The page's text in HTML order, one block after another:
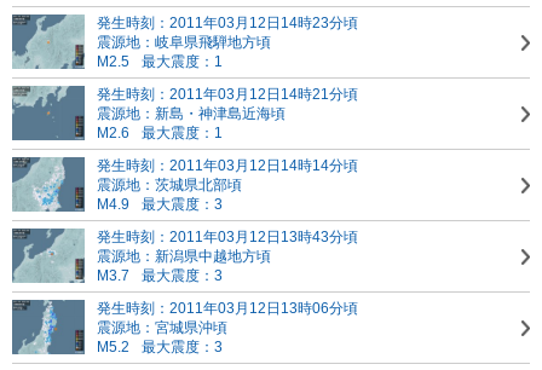
発生時刻：2011年03月12日14時23分頃
震源地：岐阜県飛騨地方頃
M2.5
最大震度：1
発生時刻：2011年03月12日14時21分頃
震源地：新島・神津島近海頃
M2.6
最大震度：1
発生時刻：2011年03月12日14時14分頃
震源地：茨城県北部頃
M4.9
最大震度：3
発生時刻：2011年03月12日13時43分頃
震源地：新潟県中越地方頃
M3.7
最大震度：3
発生時刻：2011年03月12日13時06分頃
震源地：宮城県沖頃
M5.2
最大震度：3